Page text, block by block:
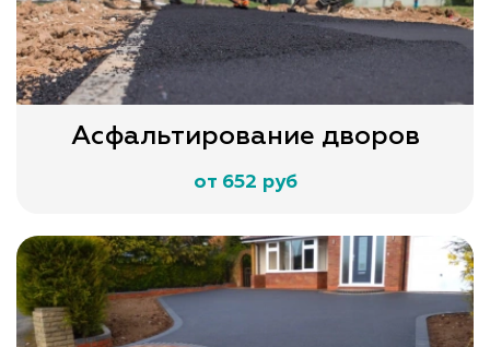
Асфальтирование дворов
от 652 руб